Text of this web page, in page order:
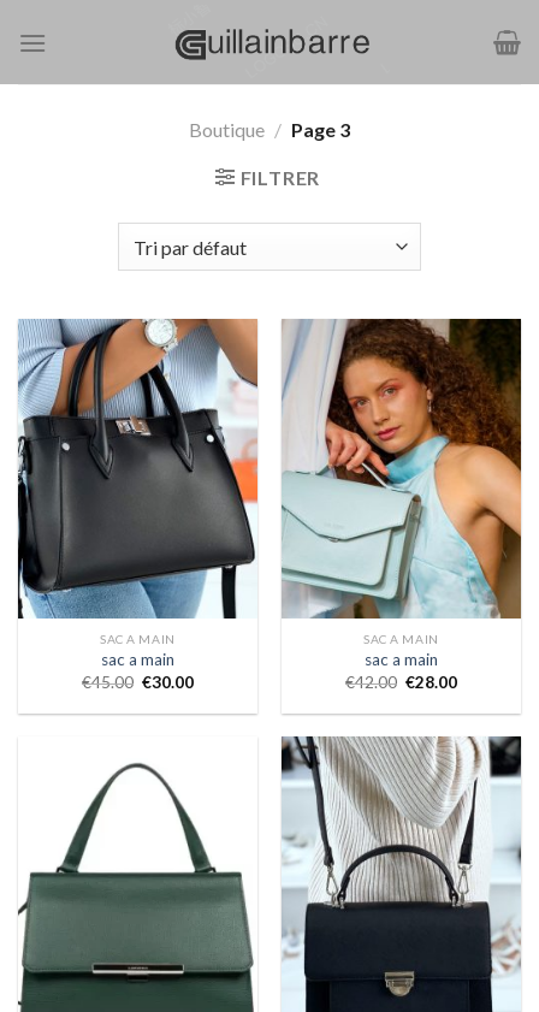
Boutique / Page 3
FILTRER
SAC A MAIN
sac a main
€45.00 €30.00
SAC A MAIN
sac a main
€42.00 €28.00